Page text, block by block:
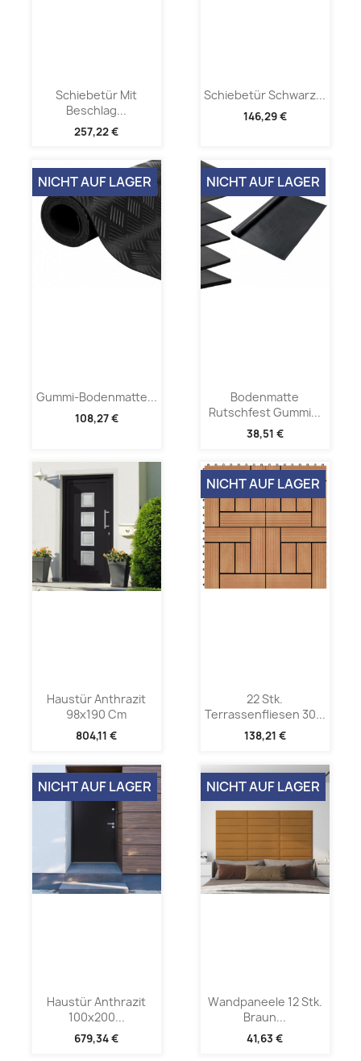
Schiebetür Mit
Beschlag...
257,22 €
Schiebetür Schwarz...
146,29 €
Gummi-Bodenmatte...
108,27 €
NICHT AUF LAGER
Bodenmatte
Rutschfest Gummi...
38,51 €
NICHT AUF LAGER
Haustür Anthrazit
98x190 Cm
804,11 €
22 Stk.
Terrassenfliesen 30...
138,21 €
NICHT AUF LAGER
Haustür Anthrazit
100x200...
679,34 €
NICHT AUF LAGER
Wandpaneele 12 Stk.
Braun...
41,63 €
NICHT AUF LAGER